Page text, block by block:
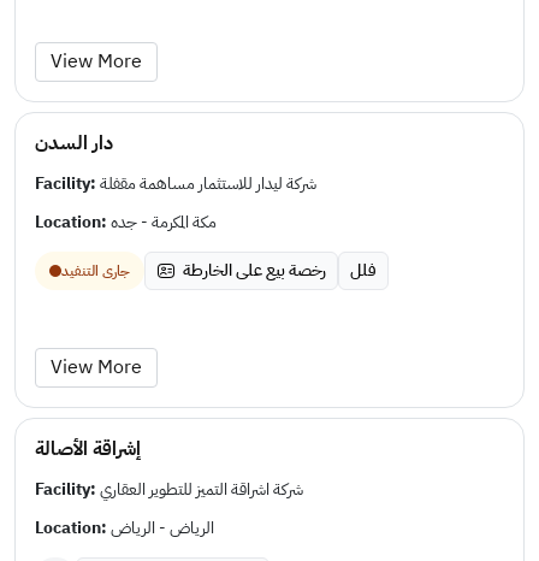
View More
دار السدن
Facility:شركة ليدار للاستثمار مساهمة مقفلة
Location:مكة المكرمة - جده
جارى التنفيد رخصة بيع على الخارطة فلل
View More
إشراقة الأصالة
Facility:شركة اشراقة التميز للتطوير العقاري
Location:الرياض - الرياض